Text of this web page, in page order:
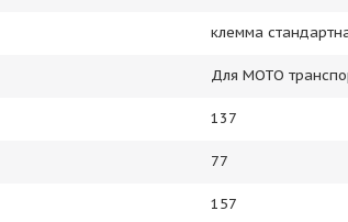
клемма
Для МОТО
137
77
157